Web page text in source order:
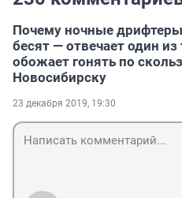
Почему ночные
бесят — отвечает один из
обожает гонять по
Новосибирску
23 декабря 2019, 19:30